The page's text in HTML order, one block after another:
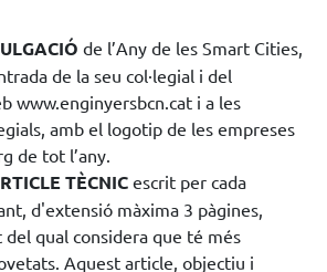
de l’Any de les Smart Cities,
de la seu col·legial i del
www.enginyersbcn.cat i a les
amb el logotip de les empreses
de tot l’any.
TÈCNIC escrit per cada
d'extensió màxima 3 pàgines,
qual considera que té més
Aquest article, objectiu i